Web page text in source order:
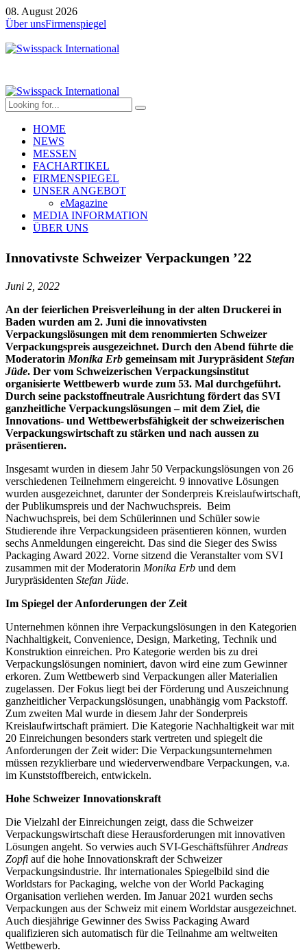
08. August 2026
Über unsFirmenspiegel
HOME
NEWS
MESSEN
FACHARTIKEL
FIRMENSPIEGEL
UNSER ANGEBOT
eMagazine
MEDIA INFORMATION
ÜBER UNS
Innovativste Schweizer Verpackungen ’22
Juni 2, 2022
An der feierlichen Preisverleihung in der alten Druckerei in
Baden wurden am 2. Juni die innovativsten
Verpackungslösungen mit dem renommierten Schweizer
Verpackungspreis ausgezeichnet. Durch den Abend führte die
Moderatorin Monika Erb gemeinsam mit Jurypräsident Stefan
Jüde. Der vom Schweizerischen Verpackungsinstitut
organisierte Wettbewerb wurde zum 53. Mal durchgeführt.
Durch seine packstoffneutrale Ausrichtung fördert das SVI
ganzheitliche Verpackungslösungen – mit dem Ziel, die
Innovations- und Wettbewerbsfähigkeit der schweizerischen
Verpackungswirtschaft zu stärken und nach aussen zu
präsentieren.
Insgesamt wurden in diesem Jahr 50 Verpackungslösungen von 26
verschiedenen Teilnehmern eingereicht. 9 innovative Lösungen
wurden ausgezeichnet, darunter der Sonderpreis Kreislaufwirtschaft,
der Publikumspreis und der Nachwuchspreis. Beim
Nachwuchspreis, bei dem Schülerinnen und Schüler sowie
Studierende ihre Verpackungsideen präsentieren können, wurden
sechs Anmeldungen eingereicht. Das sind die Sieger des Swiss
Packaging Award 2022. Vorne sitzend die Veranstalter vom SVI
zusammen mit der Moderatorin Monika Erb und dem
Jurypräsidenten Stefan Jüde.
Im Spiegel der Anforderungen der Zeit
Unternehmen können ihre Verpackungslösungen in den Kategorien
Nachhaltigkeit, Convenience, Design, Marketing, Technik und
Konstruktion einreichen. Pro Kategorie werden bis zu drei
Verpackungslösungen nominiert, davon wird eine zum Gewinner
erkoren. Zum Wettbewerb sind Verpackungen aller Materialien
zugelassen. Der Fokus liegt bei der Förderung und Auszeichnung
ganzheitlicher Verpackungslösungen, unabhängig vom Packstoff.
Zum zweiten Mal wurde in diesem Jahr der Sonderpreis
Kreislaufwirtschaft prämiert. Die Kategorie Nachhaltigkeit war mit
20 Einreichungen besonders stark vertreten und spiegelt die
Anforderungen der Zeit wider: Die Verpackungsunternehmen
müssen rezyklierbare und wiederverwendbare Verpackungen, v.a.
im Kunststoffbereich, entwickeln.
Hohe Schweizer Innovationskraft
Die Vielzahl der Einreichungen zeigt, dass die Schweizer
Verpackungswirtschaft diese Herausforderungen mit innovativen
Lösungen angeht. So verwies auch SVI-GeschäftsführerAndreas
Zopfi auf die hohe Innovationskraft der Schweizer
Verpackungsindustrie. Ihr internationales Spiegelbild sind die
Worldstars for Packaging, welche von der World Packaging
Organisation verliehen werden. Im Januar 2021 wurden sechs
Verpackungen aus der Schweiz mit einem Worldstar ausgezeichnet.
Auch diesjährige Gewinner des Swiss Packaging Award
qualifizieren sich automatisch für die Teilnahme am weltweiten
Wettbewerb.